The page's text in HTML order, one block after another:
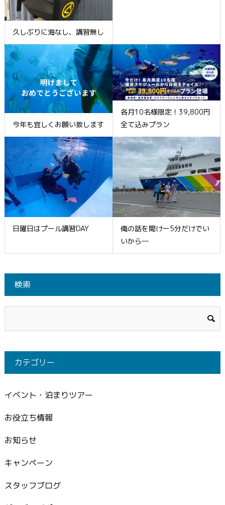
久しぶりに海なし、講習無し
今年も宜しくお願い致します
各月10名様限定！39,800円
全て込みプラン
日曜日はプール講習DAY
俺の話を聞けー5分だけでい
いから―
検索
カテゴリー
イベント・泊まりツアー
お役立ち情報
お知らせ
キャンペーン
スタッフブログ